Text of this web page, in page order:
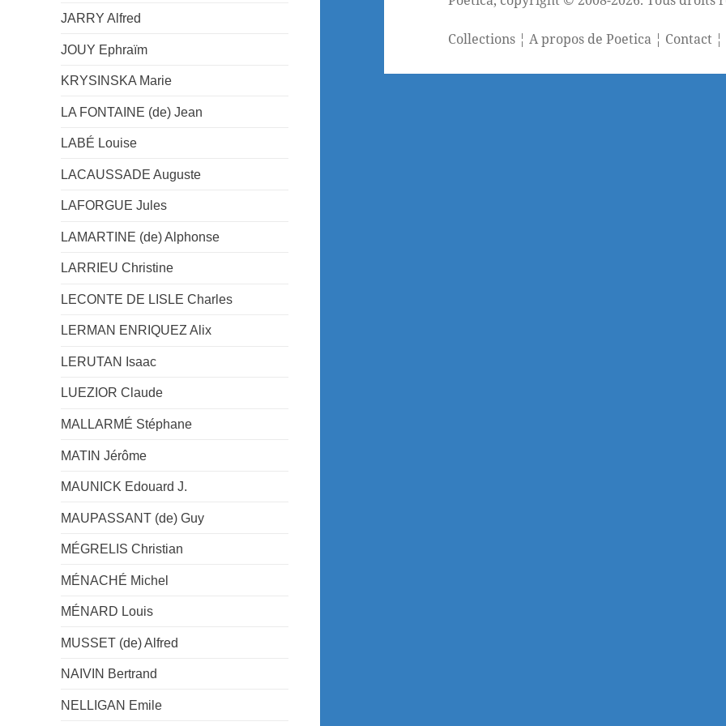
JARRY Alfred
JOUY Ephraïm
KRYSINSKA Marie
LA FONTAINE (de) Jean
LABÉ Louise
LACAUSSADE Auguste
LAFORGUE Jules
LAMARTINE (de) Alphonse
LARRIEU Christine
LECONTE DE LISLE Charles
LERMAN ENRIQUEZ Alix
LERUTAN Isaac
LUEZIOR Claude
MALLARMÉ Stéphane
MATIN Jérôme
MAUNICK Edouard J.
MAUPASSANT (de) Guy
MÉGRELIS Christian
MÉNACHÉ Michel
MÉNARD Louis
MUSSET (de) Alfred
NAIVIN Bertrand
NELLIGAN Emile
Collections ¦A propos de Poetica ¦ Contact ¦